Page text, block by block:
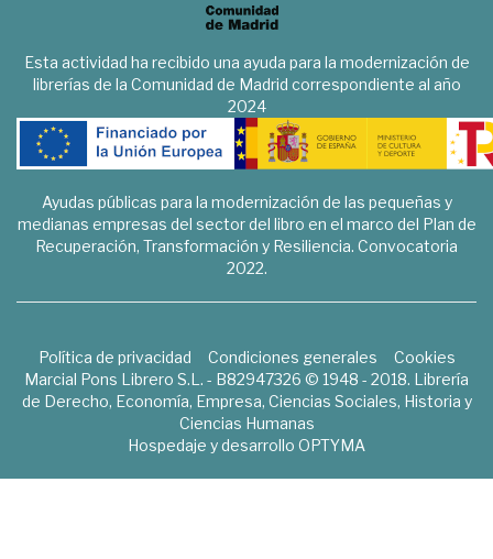
Esta actividad ha recibido una ayuda para la modernización de
librerías de la Comunidad de Madrid correspondiente al año
2024
Ayudas públicas para la modernización de las pequeñas y
medianas empresas del sector del libro en el marco del Plan de
Recuperación, Transformación y Resiliencia. Convocatoria
2022.
Política de privacidad Condiciones generales
Cookies
Marcial Pons Librero S.L. - B82947326 © 1948 - 2018. Librería
de Derecho, Economía, Empresa, Ciencias Sociales, Historia y
Ciencias Humanas
Hospedaje y desarrollo OPTYMA